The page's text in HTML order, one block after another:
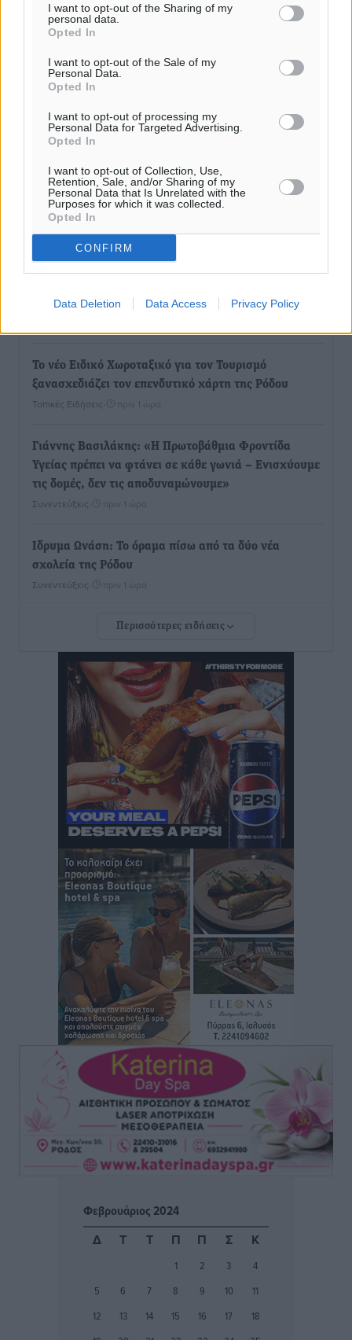
I want to opt-out of the Sharing of my
personal data.
Opted In
I want to opt-out of the Sale of my
Personal Data.
Opted In
I want to opt-out of processing my
Personal Data for Targeted Advertising.
Opted In
I want to opt-out of Collection, Use,
Retention, Sale, and/or Sharing of my
Personal Data that Is Unrelated with the
Purposes for which it was collected.
Opted In
CONFIRM
Data Deletion Data Access Privacy Policy
Ροή ειδήσεων
δεν τα καθαρίσει – Πώς κινούνται δήμοι και ΠΣ,
ποιος πληρώνει τον λογαριασμό
Πού κινούνται οι κρατήσεις last minute σε Ελλάδα
από Γερμανούς
πριν 11 λεπτά
παρέσυρε 72χρονο και διέφυγε
Το νέο Ειδικό Χωροταξικό για τον Τουρισμό
ξανασχεδιάζει τον επενδυτικό χάρτη της Ρόδου
Τοπικές Ειδήσεις πριν 1 ώρα
Γιάννης Βασιλάκης: «Η Πρωτοβάθμια Φροντίδα
Υγείας πρέπει να φτάνει σε κάθε γωνιά – Ενισχύουμε
τις δομές, δεν τις αποδυναμώνουμε»
Συνεντεύξεις πριν 1 ώρα
Ιδρυμα Ωνάση: Το όραμα πίσω από τα δύο νέα
σχολεία της Ρόδου
Συνεντεύξεις πριν 1 ώρα
Μιχάλης Χουρδάκης: «Η χώρα χρειάζεται μια
Συνεντεύξεις• πριν 1 ώρα
Σεβ. Μητροπολίτης Ρόδου κ. Κύριλλος: «Ο Αύγουστος
είναι ο μήνας της Παναγίας και η Θεία Λειτουργία η
καρδιά της ζωής της Εκκλησίας»
Συνεντεύξεις• πριν 1 ώρα
Πρέσβης της Βραζιλίας: «Η Ελλάδα και η Βραζιλία
έχουν τεράστιες ευκαιρίες συνεργασίας – Η Ρόδος
μπορεί να διαδραματίσει σημαντικό ρόλο»
Συνεντεύξεις• πριν 1 ώρα
Τσαμπίκα Διαμαντή: Η Ρόδος δεν μπορεί να σχεδιάζει
το μέλλον της μέσα στην αβεβαιότητα
Συνεντεύξεις• πριν 1 ώρα
Η υπογεννητικότητα βάζει λουκέτο σε 11 σχολεία
Πρωτοβάθμιας στα Δωδεκάνησα
Ρεπορτάζ• πριν 1 ώρα
Κ. Σπανός: Παρά την αυξημένη τουριστική κίνηση, η
αγορά της Ρόδου κινείται κάτω από τις προσδοκίες
πριν 1 ώρα
Ο λαγοκέφαλος βρήκε επιτέλους τιμή, μένει να βρεθεί
και σχέδιο
Η Ροδιακή Επαυλη περιμένει ακόμα να βρεθεί κάποιος
Περισσότερες ειδήσεις
Φεβρουάριος 2024
Δ
Τ Τ Π Π Σ Κ
1 2 3
4
5
6 7 8 9 10
11
12
13 14 15 16 17
18